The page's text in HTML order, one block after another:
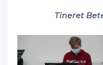
Tineret